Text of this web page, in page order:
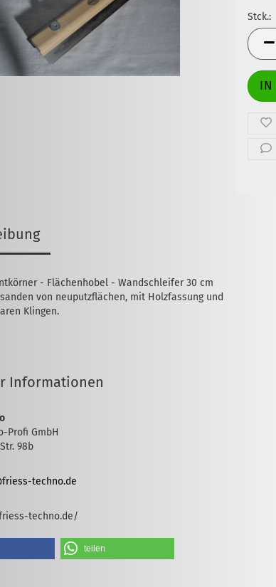
Stck.:
Stck.
- Flächenhobel - Wandschleifer 30 cm
von neuputzflächen, mit Holzfassung und
Klingen.
Informationen
Profi GmbH
98b
techno.de
techno.de/
teilen